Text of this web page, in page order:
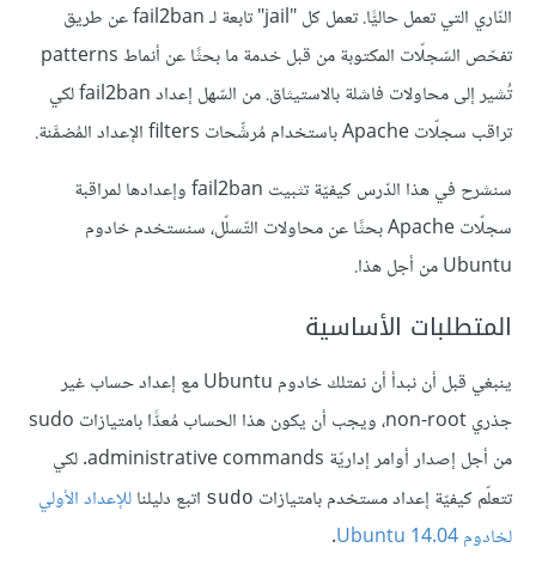
النّاري التي تعمل حاليًّا. تعمل كل "jail" تابعة لـ fail2ban عن طريق
تفحّص السّجلّات المكتوبة من قبل خدمة ما بحثًا عن أنماط patterns
تُشير إلى محاولات فاشلة بالاستيثاق. من السّهل إعداد fail2ban لكي
تراقب سجلّات Apache باستخدام مُرشِّحات filters الإعداد المُضمَّنة.
سنشرح في هذا الدّرس كيفيّة تثبيت fail2ban وإعدادها لمراقبة
سجلّات Apache بحثًا عن محاولات التّسلّل، سنستخدم خادوم
Ubuntu من أجل هذا.
المتطلبات الأساسية
ينبغي قبل أن نبدأ أن نمتلك خادوم Ubuntu مع إعداد حساب غير
جذري non-root، ويجب أن يكون هذا الحساب مُعدًّا بامتيازات sudo
من أجل إصدار أوامر إداريّة administrative commands. لكي
تتعلّم كيفيّة إعداد مستخدم بامتيازات sudo اتبع دليلناللإعداد الأولي
لخادوم Ubuntu 14.04
.